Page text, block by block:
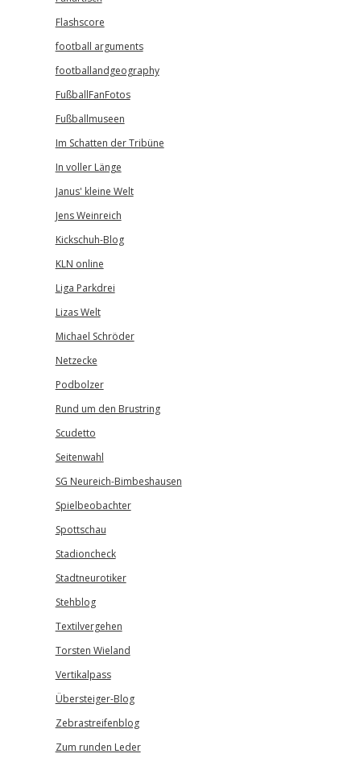
Flashscore
football arguments
footballandgeography
FußballFanFotos
Fußballmuseen
Im Schatten der Tribüne
In voller Länge
Janus' kleine Welt
Jens Weinreich
Kickschuh-Blog
KLN online
Liga Parkdrei
Lizas Welt
Michael Schröder
Netzecke
Podbolzer
Rund um den Brustring
Scudetto
Seitenwahl
SG Neureich-Bimbeshausen
Spielbeobachter
Spottschau
Stadioncheck
Stadtneurotiker
Stehblog
Textilvergehen
Torsten Wieland
Vertikalpass
Übersteiger-Blog
Zebrastreifenblog
Zum runden Leder